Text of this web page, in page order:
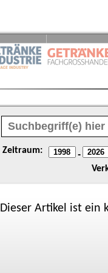
Zeitraum: -
Dieser Artikel ist ein